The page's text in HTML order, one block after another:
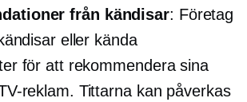
från kändisar: Företag
eller kända
för att rekommendera sina
reklam. Tittarna kan påverkas